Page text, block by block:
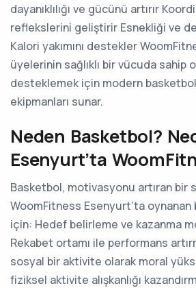
dayanıklılığı ve gücünü artırır
reflekslerini geliştirir Esnekliği ve
Kalori yakımını destekler
üyelerinin sağlıklı bir vücuda sahip
desteklemek için modern basketbol
ekipmanları sunar.
Neden Basketbol?
Esenyurt’ta
Basketbol, motivasyonu artıran bir
WoomFitness Esenyurt’ta
için: Hedef belirleme ve kazanma
Rekabet ortamı ile performans
sosyal bir aktivite olarak moral
fiziksel aktivite alışkanlığı